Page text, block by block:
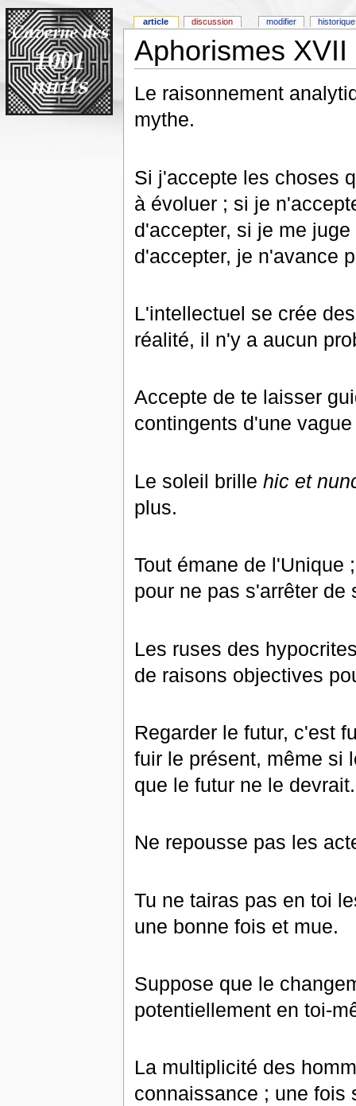
Aphorismes XVII
Le raisonnement
mythe.
Si j'accepte les choses
à évoluer ; si je
d'accepter, si je me
d'accepter, je n'avance
L'intellectuel se crée
réalité, il n'y a aucun
Accepte de te laisser
contingents d'une
Le soleil brille hic et
plus.
Tout émane de l'Unique
pour ne pas s'arrêter de
Les ruses des
de raisons objectives
Regarder le futur, c'est
fuir le présent, même si
que le futur ne le devrait.
Ne repousse pas les
Tu ne tairas pas en toi
une bonne fois et mue.
Suppose que le
potentiellement en toi-
La multiplicité des
connaissance ; une fois
article discussion modifier historique